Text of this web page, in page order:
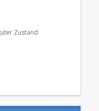
Zustand